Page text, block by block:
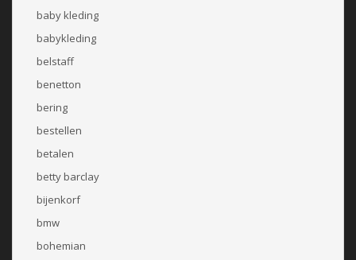
baby kleding
babykleding
belstaff
benetton
bering
bestellen
betalen
betty barclay
bijenkorf
bmw
bohemian